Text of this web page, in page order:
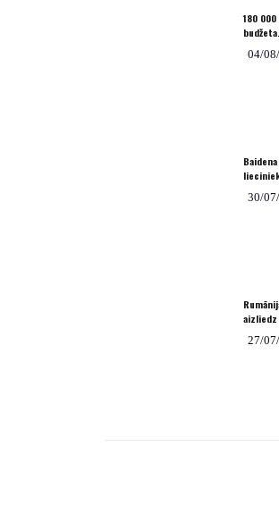
180
04/
30/
aizliedz
27/